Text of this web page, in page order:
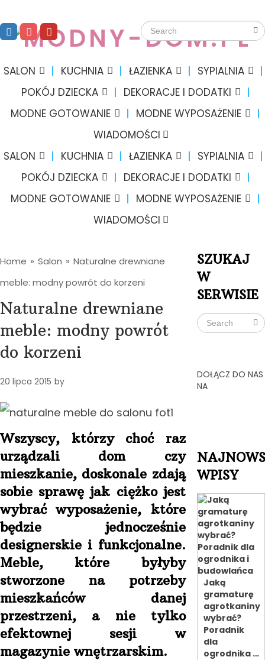
SALON KUCHNIA ŁAZIENKA
SYPIALNIA
POKÓJ DZIECKA
DEKORACJE I DODATKI
MODNE GOTOWANIE
MODNE WYPOSAŻENIE
WIADOMOŚCI
SALON
KUCHNIA ŁAZIENKA
SYPIALNIA
POKÓJ DZIECKA
DEKORACJE I DODATKI
MODNE GOTOWANIE
MODNE WYPOSAŻENIE
WIADOMOŚCI
Home » Salon » Naturalne drewniane
meble: modny powrót do korzeni
Naturalne drewniane
meble: modny powrót
do korzeni
20 lipca 2015 by
Wszyscy, którzy choć raz
urządzali dom czy
mieszkanie, doskonale zdają
sobie sprawę jak ciężko jest
wybrać wyposażenie, które
będzie jednocześnie
designerskie i funkcjonalne.
Meble, które byłyby
stworzone na potrzeby
mieszkańców danej
przestrzeni, a nie tylko
efektownej sesji w
magazynie wnętrzarskim.
SZUKAJ
W
SERWISIE
DOŁĄCZ DO NAS
NA
WPISY
Jaką
gramaturę
agrotkaniny
wybrać?
Poradnik
dla
ogrodnika …